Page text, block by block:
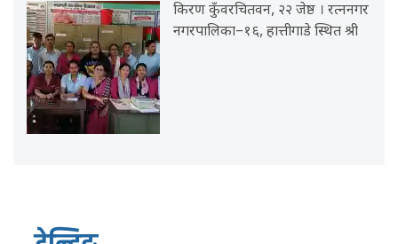
किरण कुँवरचितवन, २२ जेष्ठ । रत्ननगर
नगरपालिका–१६, हात्तीगाडे स्थित श्री